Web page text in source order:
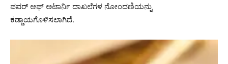
ಪವರ್ ಆಫ್ ಅಟಾರ್ನಿ ದಾಖಲೆಗಳ ನೋಂದಣಿಯನ್ನು
ಕಡ್ಡಾಯಗೊಳಿಸಲಾಗಿದೆ.